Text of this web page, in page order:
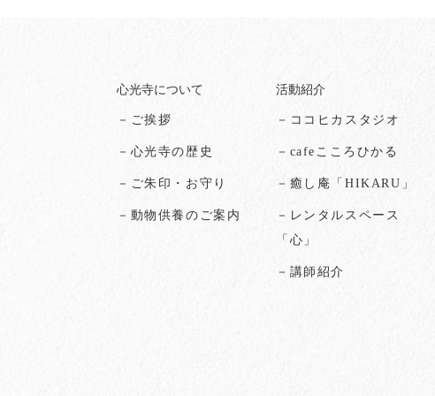
心光寺について
－ご挨拶
－心光寺の歴史
－ご朱印・お守り
－動物供養のご案内
活動紹介
－ココヒカスタジオ
－cafeこころひかる
－癒し庵「HIKARU」
－レンタルスペース
「心」
－講師紹介